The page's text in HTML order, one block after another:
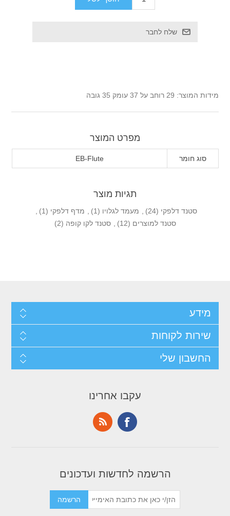
מידות המוצר: 29 רוחב על 37 עומק 35 גובה
מפרט המוצר
סוג חומר EB-Flute
תגיות מוצר
סטנד דלפקי (24)
, מעמד לגלויו (1)
, מדף דלפקי (1)
,
סטנד למוצרים (12)
, סטנד לקו קופה (2)
מידע
שירות לקוחות
החשבון שלי
עקבו אחרינו
הרשמה לחדשות ועדכונים